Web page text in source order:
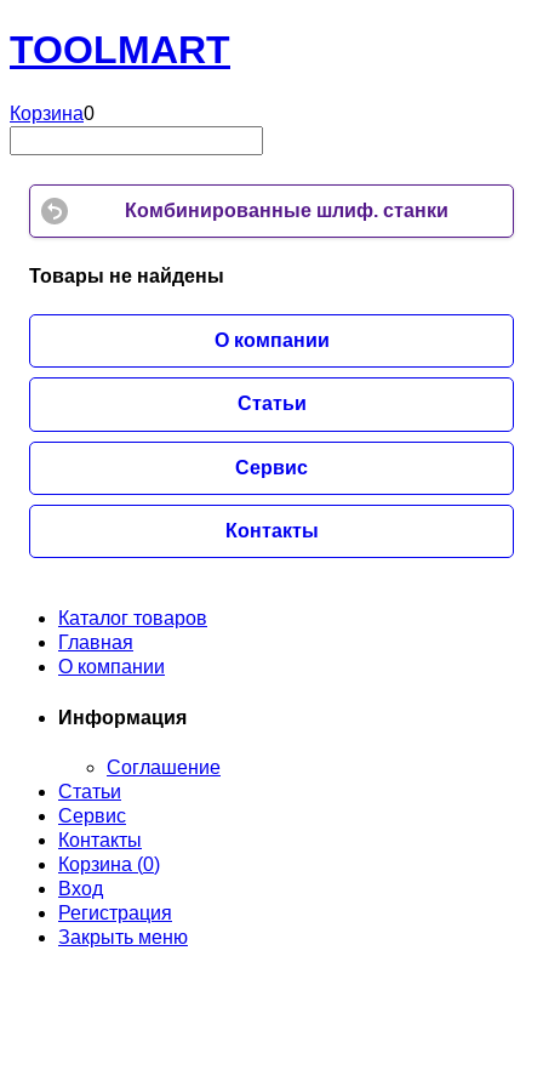
TOOLMART
Корзина0
Комбинированные шлиф. станки
Товары не найдены
О компании
Статьи
Сервис
Контакты
Каталог товаров
Главная
О компании
Информация
Соглашение
Статьи
Сервис
Контакты
Корзина (0)
Вход
Регистрация
Закрыть меню